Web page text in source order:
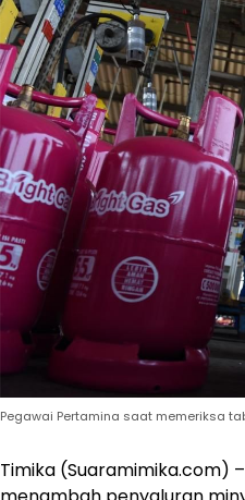
Pegawai Pertamina saat memeriksa
Timika (Suaramimika.com)